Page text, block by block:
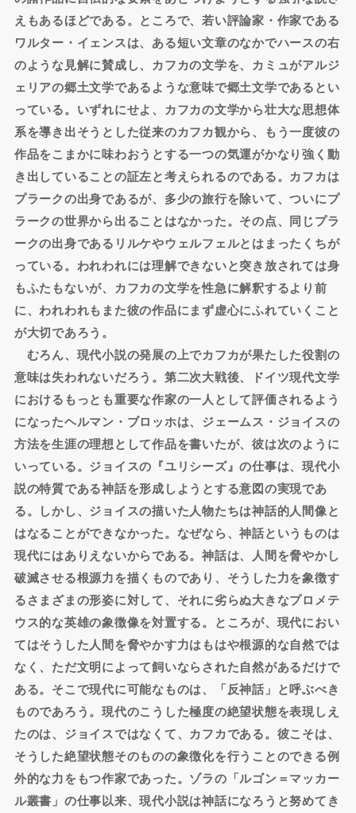
えもあるほどである。ところで、若い評論家・作家である
ワルター・イェンスは、ある短い文章のなかでハースの右
のような見解に賛成し、カフカの文学を、カミュがアルジ
ェリアの郷土文学であるような意味で郷土文学であるとい
っている。いずれにせよ、カフカの文学から壮大な思想体
系を導き出そうとした従来のカフカ観から、もう一度彼の
作品をこまかに味わおうとする一つの気運がかなり強く動
き出していることの証左と考えられるのである。カフカは
プラークの出身であるが、多少の旅行を除いて、ついにプ
ラークの世界から出ることはなかった。その点、同じプラ
ークの出身であるリルケやウェルフェルとはまったくちが
っている。われわれには理解できないと突き放されては身
もふたもないが、カフカの文学を性急に解釈するより前
に、われわれもまた彼の作品にまず虚心にふれていくこと
が大切であろう。
むろん、現代小説の発展の上でカフカが果たした役割の
意味は失われないだろう。第二次大戦後、ドイツ現代文学
におけるもっとも重要な作家の一人として評価されるよう
になったヘルマン・ブロッホは、ジェームス・ジョイスの
方法を生涯の理想として作品を書いたが、彼は次のように
いっている。ジョイスの『ユリシーズ』の仕事は、現代小
説の特質である神話を形成しようとする意図の実現であ
る。しかし、ジョイスの描いた人物たちは神話的人間像と
はなることができなかった。なぜなら、神話というものは
現代にはありえないからである。神話は、人間を脅やかし
破滅させる根源力を描くものであり、そうした力を象徴す
るさまざまの形姿に対して、それに劣らぬ大きなプロメテ
ウス的な英雄の象徴像を対置する。ところが、現代におい
てはそうした人間を脅やかす力はもはや根源的な自然では
なく、ただ文明によって飼いならされた自然があるだけで
ある。そこで現代に可能なものは、「反神話」と呼ぶべき
ものであろう。現代のこうした極度の絶望状態を表現しえ
たのは、ジョイスではなくて、カフカである。彼こそは、
そうした絶望状態そのものの象徴化を行うことのできる例
外的な力をもつ作家であった。ゾラの「ルゴン＝マッカー
ル叢書」の仕事以来、現代小説は神話になろうと努めてき